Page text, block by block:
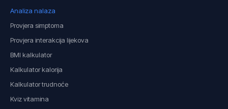
Analiza nalaza
Provjera simptoma
Provjera interakcija lijekova
BMI kalkulator
Kalkulator kalorija
Kalkulator trudnoće
Kviz vitamina